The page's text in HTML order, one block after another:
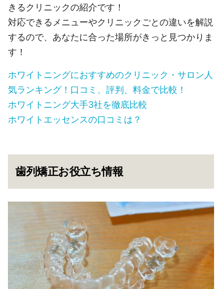
きるクリニックの紹介です！
対応できるメニューやクリニックごとの違いを解説
するので、あなたに合った場所がきっと見つかりま
す！
ホワイトニングにおすすめのクリニック・サロン人
気ランキング！口コミ、評判、料金で比較！
ホワイトニング大手3社を徹底比較
ホワイトエッセンスの口コミは？
歯列矯正お役立ち情報